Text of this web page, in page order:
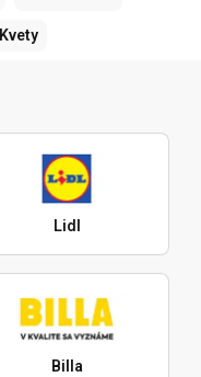
Kvety
Lidl
Billa